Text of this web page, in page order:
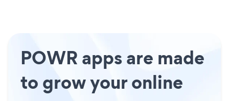
POWR apps are made
to grow your online